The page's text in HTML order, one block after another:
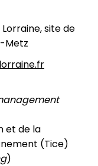
site de
Metz
et de la
(Tice)
)